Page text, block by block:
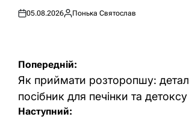
Оприлюднено
05.08.2026
Опубліковано
Понька Святослав
Навігація
записів
Попередній:
Як приймати розторопшу:
посібник для печінки та детоксу
Наступний: